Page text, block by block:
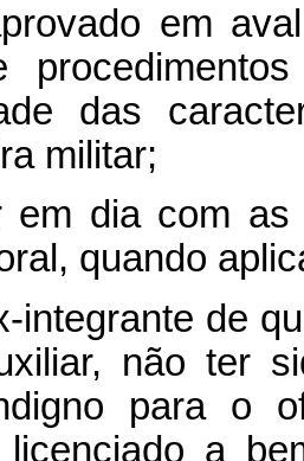
em
das
militar;
dia com as
quando
integrante de
não ter
para o
a